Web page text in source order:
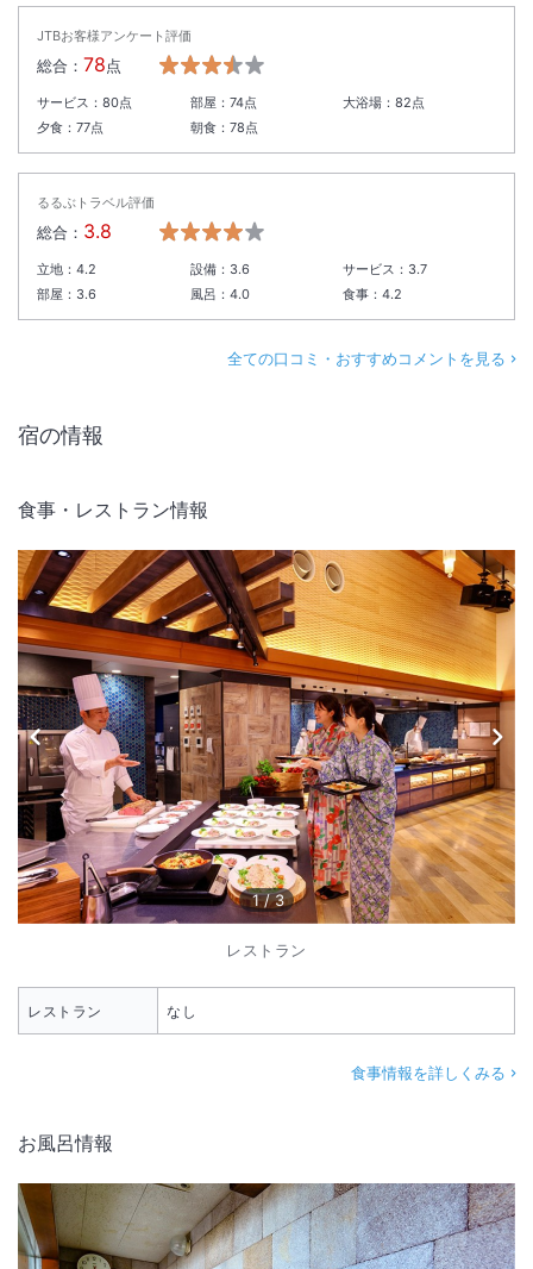
https://faq.ooedoonsen.jp/20
JTBお客様アンケート評価
総合： 78点
サービス： 80点 部屋： 74点 大浴場：82点
夕食： 77点 朝食： 78点
るるぶトラベル評価
総合： 3.8
立地： 4.2 設備： 3.6 サービス： 3.7
部屋： 3.6 風呂： 4.0 食事：4.2
全ての口コミ・おすすめコメントを見る
宿の情報
食事・レストラン情報
1 /3
レストラン
レストラン なし
食事情報を詳しくみる
お風呂情報